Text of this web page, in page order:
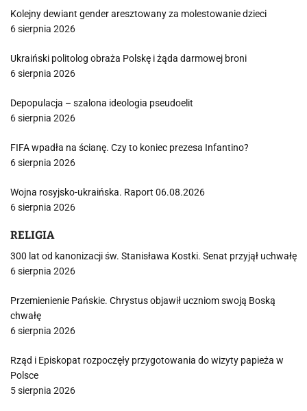
Kolejny dewiant gender aresztowany za molestowanie dzieci
6 sierpnia 2026
Ukraiński politolog obraża Polskę i żąda darmowej broni
6 sierpnia 2026
Depopulacja – szalona ideologia pseudoelit
6 sierpnia 2026
FIFA wpadła na ścianę. Czy to koniec prezesa Infantino?
6 sierpnia 2026
Wojna rosyjsko-ukraińska. Raport 06.08.2026
6 sierpnia 2026
RELIGIA
300 lat od kanonizacji św. Stanisława Kostki. Senat przyjął uchwałę
6 sierpnia 2026
Przemienienie Pańskie. Chrystus objawił uczniom swoją Boską
chwałę
6 sierpnia 2026
Rząd i Episkopat rozpoczęły przygotowania do wizyty papieża w
Polsce
5 sierpnia 2026